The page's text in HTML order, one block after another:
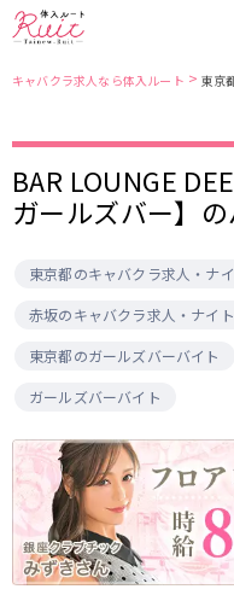
キャバクラ求人なら体入ルート > 東京
BAR LOUNGE
ガールズバー】
東京都のキャバクラ求人・ナ
赤坂のキャバクラ求人・ナイ
東京都のガールズバーバイト
ガールズバーバイト
上野
吉祥寺
立川
五反田
ひばりヶ丘・久米川
八王子
六本木
秋葉原
恵比寿
赤坂
銀座駅
恵比寿駅
広尾駅
都営大江戸線
練馬駅
東新宿駅
東中野駅
麻布十番駅
勝どき駅